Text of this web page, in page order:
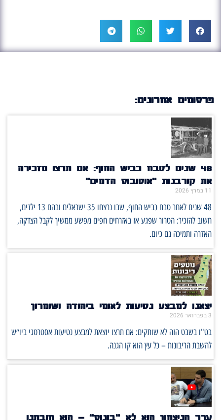
פרסומים אחרונים:
48 שנים לטבח כביש החוף: אם תרצו מזכירה
את קורבנות “אוטובוס הדמים”
11 במרץ 2026
48 שנים לאחר טבח כביש החוף, שבו נרצחו 35 ישראלים ובהם 13 ילדים,
חשוב להזכיר: הטרור שפגע אז באזרחים חפים מפשע ממשיך לקבל הצדקה,
האדרה ותמיכה גם כיום.
יצאנו למבצע נטיעות לאומי ביהודה ושומרון
3 בפברואר 2026
בט"ו בשבט הזה לא שותקים: אם תרצו יוצאת למבצע נטיעות אסטרטגי ביו״ש
להשבת הריבונות – כל עץ הוא קו הגנה.
ערך הניצחון הוא לא "בונוס" – הוא חובתנו